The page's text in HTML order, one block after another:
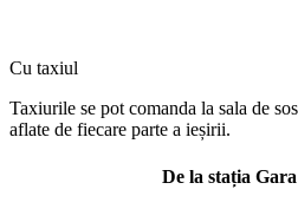
Cu taxiul
Taxiurile se pot comanda la sala de
aflate de fiecare parte a ieșirii.
De la stația